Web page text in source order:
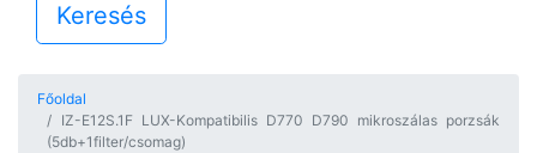
Keresés
Főoldal
IZ-E12S.1F LUX-Kompatibilis D770 D790 mikroszálas porzsák
(5db+1filter/csomag)